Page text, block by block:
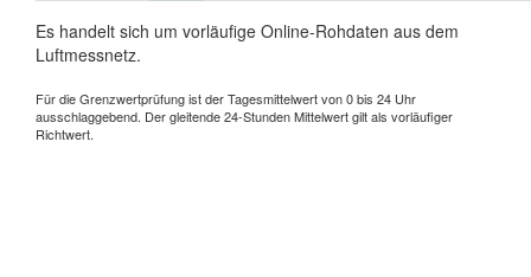
Es handelt sich um vorläufige Online-Rohdaten aus dem
Luftmessnetz.
Für die Grenzwertprüfung ist der Tagesmittelwert von 0 bis 24 Uhr
ausschlaggebend. Der gleitende 24-Stunden Mittelwert gilt als vorläufiger
Richtwert.